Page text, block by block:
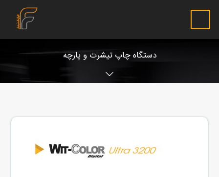
دستگاه چاپ تیشرت و پارچه